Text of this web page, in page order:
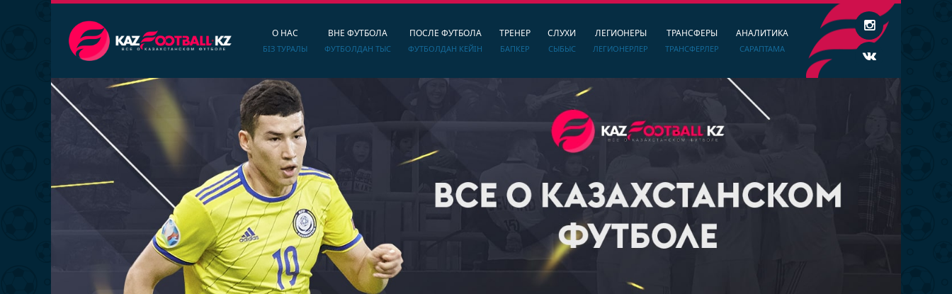
О НАС
БІЗ ТУРАЛЫ
ВНЕ ФУТБОЛА
ФУТБОЛДАН ТЫС
ПОСЛЕ ФУТБОЛА
ФУТБОЛДАН КЕЙІН
ТРЕНЕР
БАПКЕР
СЛУХИ
СЫБЫС
ЛЕГИОНЕРЫ
ЛЕГИОНЕРЛЕР
ТРАНСФЕРЫ
ТРАНСФЕРЛЕР
АНАЛИТИКА
САРАПТАМА